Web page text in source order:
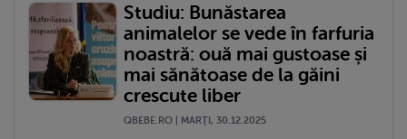
Studiu: Bunăstarea
animalelor se vede în farfuria
noastră: ouă mai gustoase și
mai sănătoase de la găini
crescute liber
QBEBE.RO | MARŢI, 30.12.2025